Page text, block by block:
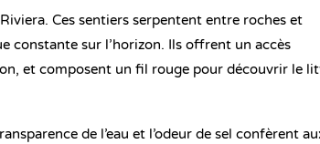
Ces sentiers serpentent entre roches et
constante sur l’horizon. Ils offrent un accès
et composent un fil rouge pour découvrir le
de l’eau et l’odeur de sel confèrent